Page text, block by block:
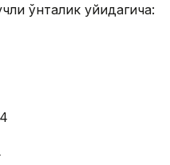
ўнталик қуйидагича: